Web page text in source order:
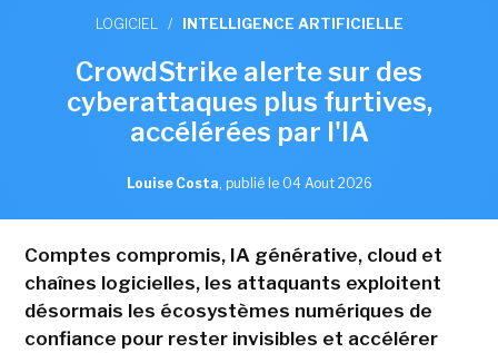
LOGICIEL / INTELLIGENCE ARTIFICIELLE
CrowdStrike alerte sur des
cyberattaques plus furtives,
accélérées par l'IA
Louise Costa, publié le 04 Aout 2026
Comptes compromis, IA générative, cloud et
chaînes logicielles, les attaquants exploitent
désormais les écosystèmes numériques de
confiance pour rester invisibles et accélérer